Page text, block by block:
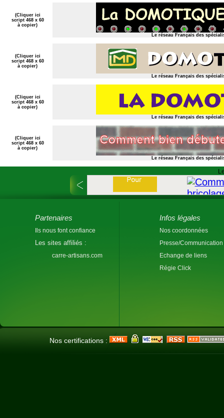
(Cliquer ici
script 468 x 60
à copier)
Le réseau Français des
(Cliquer ici
script 468 x 60
à copier)
Le réseau Français des
(Cliquer ici
script 468 x 60
à copier)
Le réseau Français des
(Cliquer ici
script 468 x 60
à copier)
Le réseau Français des
Partenaires
Ils nous font confiance
Les sites affiliés :
carre-artisans.com
Infos légales
Nos coordonnées
Presse/Communication
Echange de liens
Régie Click
Nos certifications :